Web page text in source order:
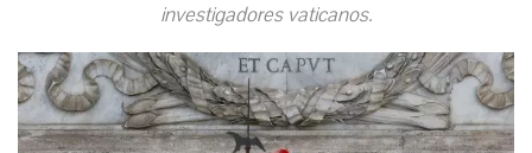
investigadores vaticanos.